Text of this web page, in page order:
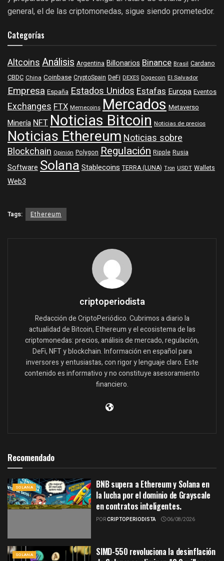
general, el de las criptomonedas, sigue siendo prometedor.
Categorías
AltcoinsAnálisis Argentina BillonariosBinance Brasil Cardano
CBDC China Coinbase CryptoSpain DeFi DEXES Dogecoin El Salvador
Empresa España Estados UnidosEstafasEuropa Eventos
ExchangesFTX Memecoins Mercados Metaverso
MineríaNFTNoticias Bitcoin Noticias de precios
Noticias EthereumNoticias sobre
Blockchain Opinión Polygon Regulación Ripple Rusia
SoftwareSolanaStablecoins TERRA (LUNA) Tron USDT Wallets
Web3
Tags: Ethereum
criptoperiodista
Redacción de CriptoPeriódico. Cubrimos a diario la
actualidad de Bitcoin, Ethereum y el ecosistema de las
criptomonedas: precios, análisis de mercado, regulación,
DeFi, NFT y blockchain. Información en español para
inversores y entusiastas, con rigor y lenguaje claro. Este
contenido es informativo y no constituye asesoramiento
financiero.
Recomendado
SOLANA
BNB supera a Ethereum y Solana en
la lucha por el dominio de Grayscale
en contratos inteligentes.
PORCRIPTOPERIODISTA 06/08/2026
SOLANA
SIMD-550 revoluciona la desinflación